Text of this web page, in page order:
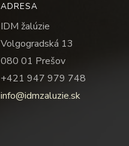
ADRESA
IDM žalúzie
Volgogradská 13
080 01 Prešov
+421 947 979 748
info@idmzaluzie.sk